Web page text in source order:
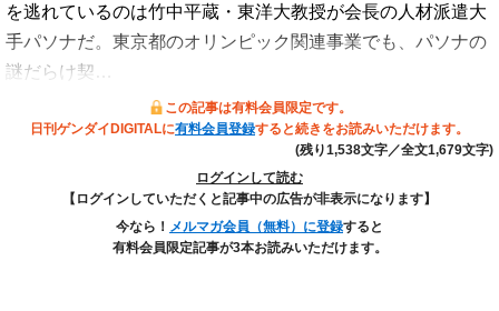
を逃れているのは竹中平蔵・東洋大教授が会長の人材派遣大
手パソナだ。東京都のオリンピック関連事業でも、パソナの
謎だらけ契…
この記事は有料会員限定です。
日刊ゲンダイDIGITALに有料会員登録すると続きをお読みいただけます。
(残り1,538文字／全文1,679文字)
ログインして読む
【ログインしていただくと記事中の広告が非表示になります】
今なら！ メルマガ会員（無料）に登録すると
有料会員限定記事が3本お読みいただけます。